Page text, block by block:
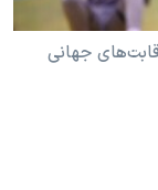
جهانی